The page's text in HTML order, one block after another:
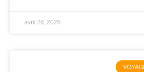
avril 26, 2026